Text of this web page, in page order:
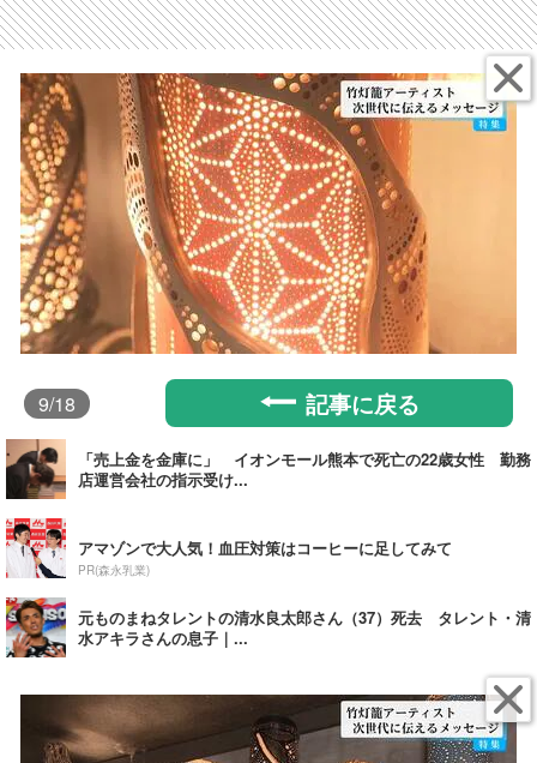
9/18 記事に戻る
「売上金を金庫に」 イオンモール熊本で死亡の22歳女性 勤務
店運営会社の指示受け...
アマゾンで大人気！血圧対策はコーヒーに足してみて
PR(森永乳業)
元ものまねタレントの清水良太郎さん（37）死去 タレント・清
水アキラさんの息子｜...